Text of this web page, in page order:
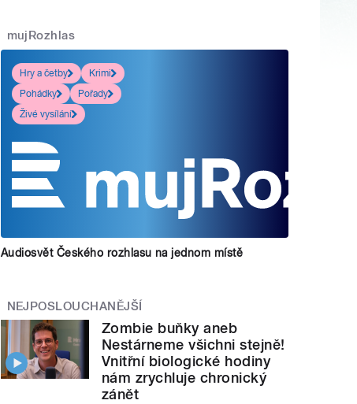
mujRozhlas
Hry a četby
Krimi
Pohádky
Pořady
Živé vysílání
Audiosvět Českého rozhlasu na jednom místě
NEJPOSLOUCHANĚJŠÍ
Zombie buňky aneb
Nestárneme všichni stejně!
Vnitřní biologické hodiny
nám zrychluje chronický
zánět